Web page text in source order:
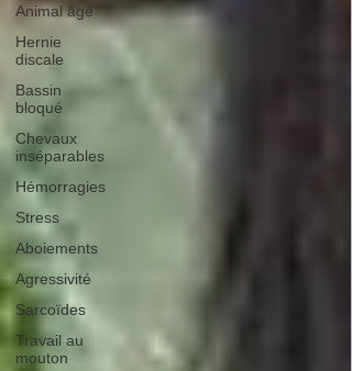
Animal âgé
Hernie
discale
Bassin
bloqué
Chevaux
inséparables
Hémorragies
Stress
Aboiements
Agressivité
Sarcoïdes
Travail au
mouton